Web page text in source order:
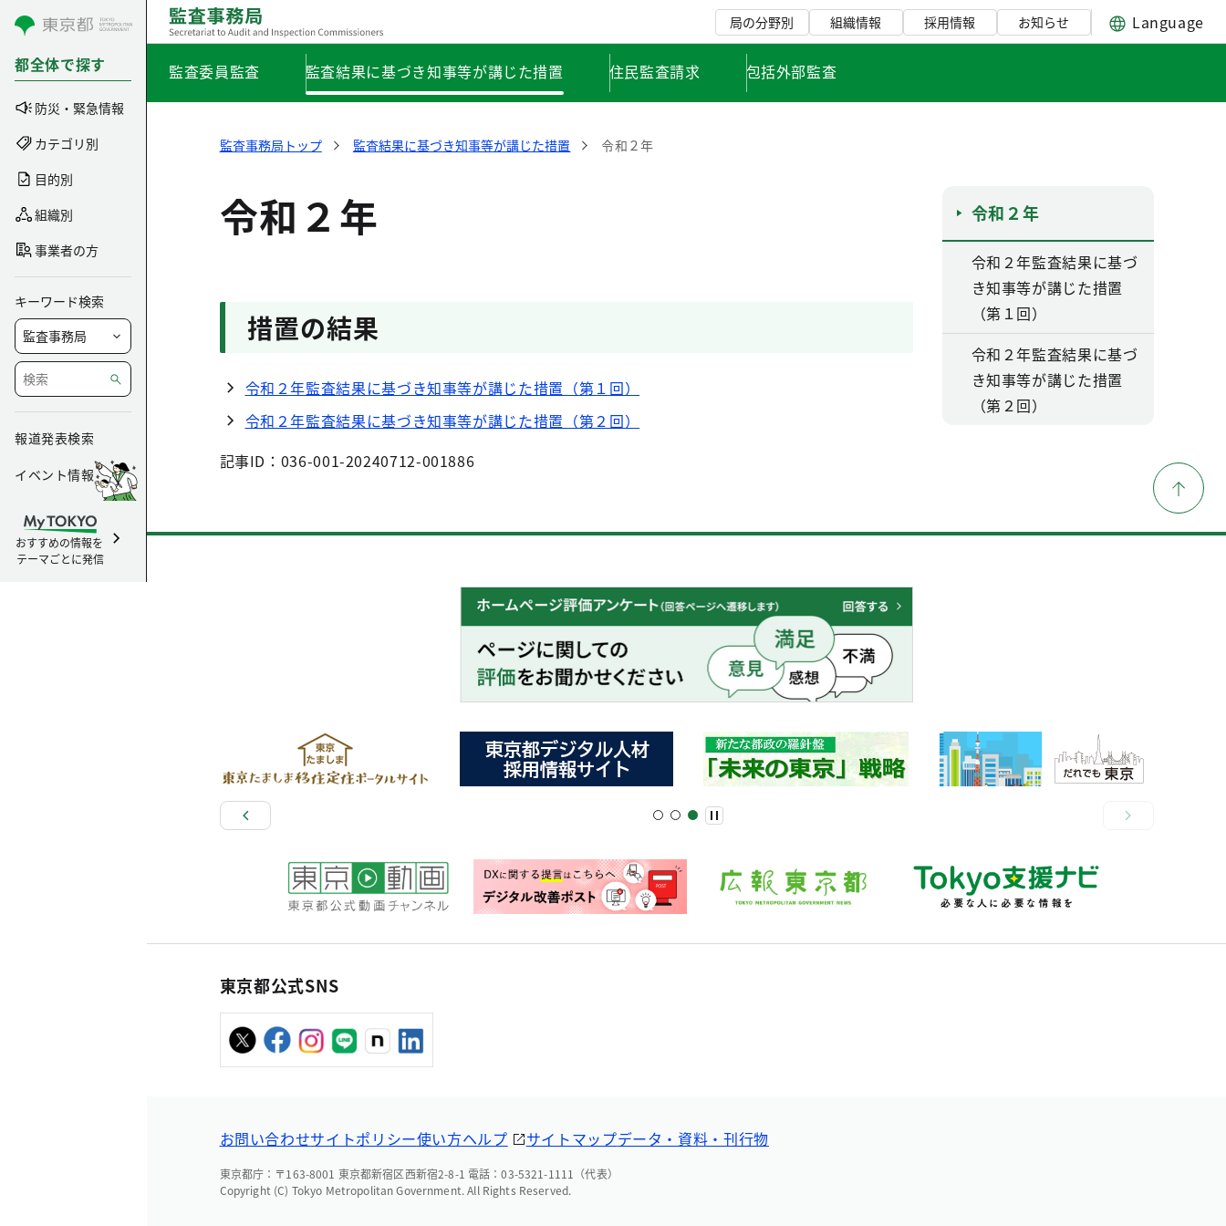
コンテンツにスキップ
都全体で探す
防災・緊急情報
カテゴリ別
目的別
組織別
事業者の方
キーワード検索
報道発表検索
イベント情報
おすすめの情報を
テーマごとに発信
局の分野別 組織情報 採用情報 お知らせ Language
監査委員監査 監査結果に基づき知事等が講じた措置 住民監査請求 包括外部監査
監査事務局トップ 監査結果に基づき知事等が講じた措置 令和２年
令和２年
措置の結果
令和２年監査結果に基づき知事等が講じた措置（第１回）
令和２年監査結果に基づき知事等が講じた措置（第２回）
記事ID：036-001-20240712-001886
令和２年
令和２年監査結果に基づ
き知事等が講じた措置
（第１回）
令和２年監査結果に基づ
き知事等が講じた措置
（第２回）
東京都公式SNS
お問い合わせサイトポリシー使い方ヘルプ サイトマップデータ・資料・刊行物
東京都庁：〒163-8001 東京都新宿区西新宿2-8-1 電話：03-5321-1111（代表）
Copyright (C) Tokyo Metropolitan Government. All Rights Reserved.